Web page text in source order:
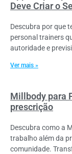
Deve Criar o
Descubra por que
personal trainers
autoridade e
Ver mais »
Millbody para
prescrição
Descubra como a
trabalho além da
comunidade.